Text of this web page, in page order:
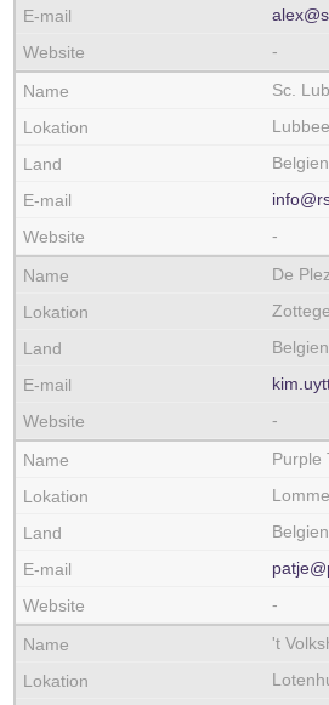
-
Sc.
Belgien
-
De
Belgien
-
Purple
Belgien
-
't